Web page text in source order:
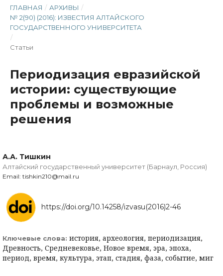
ГЛАВНАЯ / АРХИВЫ /
№ 2(90) (2016): ИЗВЕСТИЯ АЛТАЙСКОГО
ГОСУДАРСТВЕННОГО УНИВЕРСИТЕТА
/
Статьи
Периодизация евразийской
истории: существующие
проблемы и возможные
решения
А.А. Тишкин
Алтайский государственный университет (Барнаул, Россия)
Email: tishkin210@mail.ru
https://doi.org/10.14258/izvasu(2016)2-46
Ключевые слова: история, археология, периодизация,
Древность, Средневековье, Новое время, эра, эпоха,
период, время, культура, этап, стадия, фаза, событие, миг